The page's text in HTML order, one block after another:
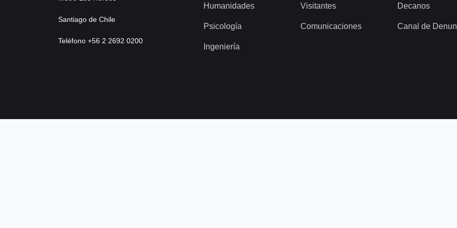
Santiago de Chile
Teléfono +56 2 2692 0200
Humanidades
Psicología
Ingeniería
Visitantes
Comunicaciones
Decanos
Canal de